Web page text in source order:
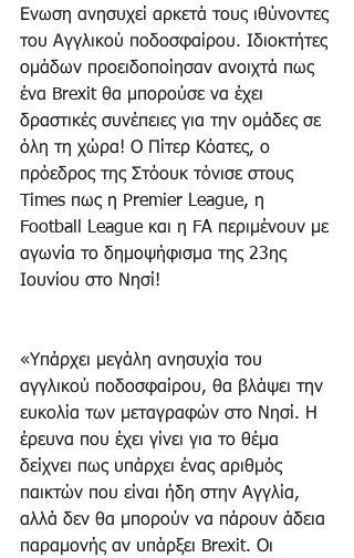
Ενωση ανησυχεί αρκετά τους ιθύνοντες
του Αγγλικού ποδοσφαίρου. Ιδιοκτήτες
ομάδων προειδοποίησαν ανοιχτά πως
ένα Brexit θα μπορούσε να έχει
δραστικές συνέπειες για την ομάδες σε
όλη τη χώρα! Ο Πίτερ Κόατες, ο
πρόεδρος της Στόουκ τόνισε στους
Times πως η Premier League, η
Football League και η FA περιμένουν με
αγωνία το δημοψήφισμα της 23ης
Ιουνίου στο Νησί!
«Υπάρχει μεγάλη ανησυχία του
αγγλικού ποδοσφαίρου, θα βλάψει την
ευκολία των μεταγραφών στο Νησί. Η
έρευνα που έχει γίνει για το θέμα
δείχνει πως υπάρχει ένας αριθμός
παικτών που είναι ήδη στην Αγγλία,
αλλά δεν θα μπορούν να πάρουν άδεια
παραμονής αν υπάρξει Brexit. Οι